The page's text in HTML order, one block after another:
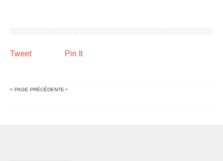
Tweet Pin It
< PAGE PRÉCÉDENTE •